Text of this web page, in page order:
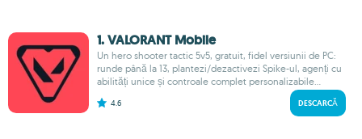
1. VALORANT Mobile
Un hero shooter tactic 5v5, gratuit, fidel versiunii de PC:
runde până la 13, plantezi/dezactivezi Spike-ul, agenți cu
abilități unice și controale complet personalizabile...
4.6 DESCARCĂ